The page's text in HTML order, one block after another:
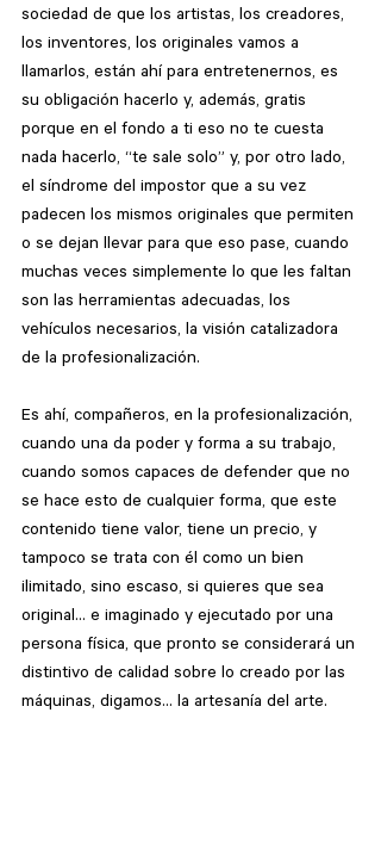
sociedad de que los artistas, los creadores,
los inventores, los originales vamos a
llamarlos, están ahí para entretenernos, es
su obligación hacerlo y, además, gratis
porque en el fondo a ti eso no te cuesta
nada hacerlo, “te sale solo” y, por otro lado,
el síndrome del impostor que a su vez
padecen los mismos originales que permiten
o se dejan llevar para que eso pase, cuando
muchas veces simplemente lo que les faltan
son las herramientas adecuadas, los
vehículos necesarios, la visión catalizadora
de la profesionalización.
Es ahí, compañeros, en la profesionalización,
cuando una da poder y forma a su trabajo,
cuando somos capaces de defender que no
se hace esto de cualquier forma, que este
contenido tiene valor, tiene un precio, y
tampoco se trata con él como un bien
ilimitado, sino escaso, si quieres que sea
original… e imaginado y ejecutado por una
persona física, que pronto se considerará un
distintivo de calidad sobre lo creado por las
máquinas, digamos… la artesanía del arte.